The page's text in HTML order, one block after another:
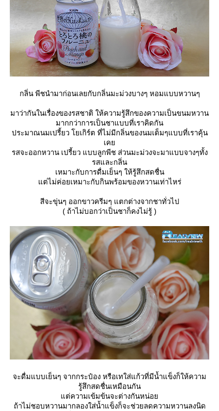
กลิ่น พีชนำมาก่อนเลยกับกลิ่นมะม่วงบางๆ หอมแบบหวานๆ
มาว่ากันในเรื่องของรสชาติ ให้ความรู้สึกของความเป็นขนมหวาน
มากกว่าการเป็นชาแบบที่เราคิดกัน
ประมาณนมเปรี้ยว โยเกิร์ต ที่ไม่มีกลิ่นของนมเต็มๆแบบที่เราคุ้น
เค
รสจะออกหวาน เปรี้ยว แบบลูกพีช ส่วนมะม่วงจะมาแบบจางๆทั้ง
รสและกลิ่น
เหมาะกับการดื่มเย็นๆ ให้รู้สึกสดชื่น
ต่ไม่ค่อยเหมาะกับกินพร้อมของหวานเท่าไหร่
สีจะขุ่นๆ ออกขาวครีมๆ แตกต่างจากชาทั่วไป
( ถ้าไม่บอกว่าเป็นชาก็คงไม่รู้ )
จะดื่มแบบเย็นๆ จากกระป๋อง หรือเทใส่แก้วที่มีน้ำแข็งก็ให้ความ
รู้สึกสดชื่นเหมือนกัน
ต่ความเข้มข้นจะต่างกันหน่อ
ถ้าไม่ชอบหวานมากลองใส่น้ำแข็งก็จะช่วยลดความหวานลงนิด